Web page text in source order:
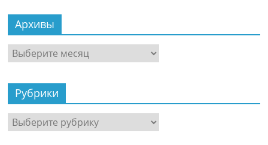
Архивы
Архивы
Рубрики
Рубрики